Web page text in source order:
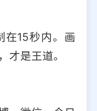
在15秒内。画
才是王道。